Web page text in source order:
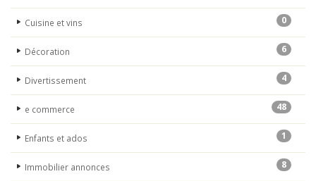
Cuisine et vins 0
Décoration 6
Divertissement 4
e commerce 48
Enfants et ados 1
Immobilier annonces 8